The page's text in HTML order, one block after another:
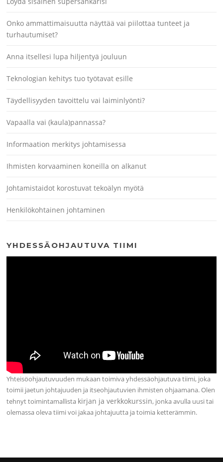
Onko ammattimaisuutta näyttää vai piilottaa tunteet ja
turhautumiset?
Anna itsellesi lupa hiljentyä jouluun
Teknologian kehitys tuo työtavat esille
Täydellisyyden tavoittelu vai laiminlyönti?
Vapaalla vai (kaula)pannassa?
Informaation merkitys johtamisessa
Ihmisten korvaaminen koneilla on alkanut
Johtamistaidot korostuvat tekoälyn myötä
Henkilökohtainen johtaminen
YHDESSÄOHJAUTUVA TIIMI
Yhteisöohjautuvuuden mukaan toimiva yhdessäohjautuva tiimi, joka
toimii jaetun johtajuuden ja itseohjautuvien ihmisten ohjaamana. Olen
tehnyt toimintamallista kirjan ja verkkokurssin, jonka avulla uusi tai
olemassa oleva tiimi voi jakaa johtajuutta ja toimia ketterämmin.